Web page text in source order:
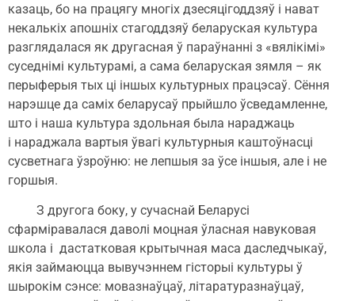
казаць, бо на працягу многіх дзесяцігоддзяў і нават
некалькіх апошніх стагоддзяў беларуская культура
разглядалася як другасная ў параўнанні з «вялікімі»
суседнімі культурамі, а сама беларуская зямля – як
перыферыя тых ці іншых культурных працэсаў. Сёння
нарэшце да саміх беларусаў прыйшло ўсведамленне,
што і наша культура здольная была нараджаць
і нараджала вартыя ўвагі культурныя каштоўнасці
сусветнага ўзроўню: не лепшыя за ўсе іншыя, але і не
горшыя.
З другога боку, у сучаснай Беларусі
сфарміравалася даволі моцная ўласная навуковая
школа і дастатковая крытычная маса даследчыкаў,
якія займаюцца вывучэннем гісторыі культуры ў
шырокім сэнсе: мовазнаўцаў, літаратуразнаўцаў,